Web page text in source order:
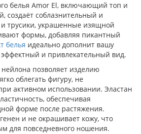
белья Amor El, включающий топ и
создаёт соблазнительный и
трусики, украшенные изящной
формы, добавляя пикантный
белья идеально дополнит вашу
эффектный и привлекательный вид.
позволяет изделию
облегать фигуру, не
активном использовании. Эластан
обеспечивая
форме после растяжения.
и не окрашивает кожу, что
для повседневного ношения.